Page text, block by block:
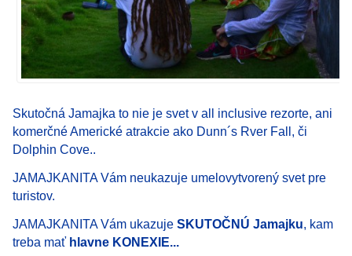
Skutočná Jamajka to nie je svet v all inclusive rezorte, ani
komerčné Americké atrakcie ako Dunn´s Rver Fall, či
Dolphin Cove..
JAMAJKANITA Vám neukazuje umelovytvorený svet pre
turistov.
JAMAJKANITA Vám ukazuje SKUTOČNÚ Jamajku, kam
treba mať hlavne KONEXIE...